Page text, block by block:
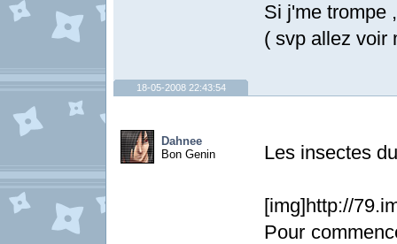
Si j'me trompe
( svp allez voir
18-05-2008 22:43:54
Dahnee
Bon Genin
Les insectes
[img]http://
Pour